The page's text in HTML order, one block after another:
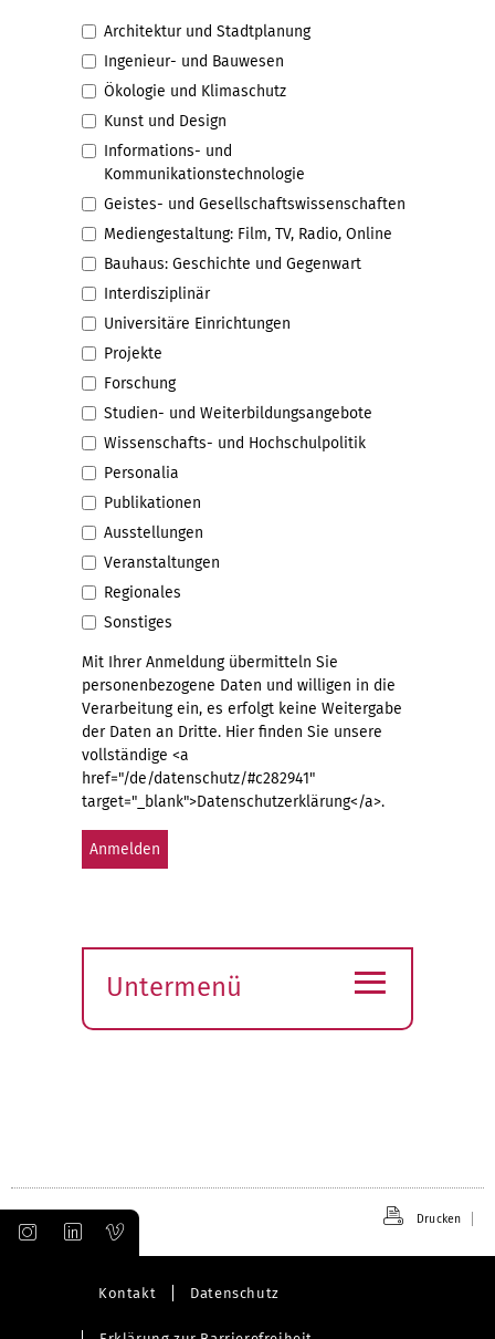
Architektur und Stadtplanung
Ingenieur- und Bauwesen
Ökologie und Klimaschutz
Kunst und Design
Informations- und
Kommunikationstechnologie
Geistes- und Gesellschaftswissenschaften
Mediengestaltung: Film, TV, Radio, Online
Bauhaus: Geschichte und Gegenwart
Interdisziplinär
Universitäre Einrichtungen
Projekte
Forschung
Studien- und Weiterbildungsangebote
Wissenschafts- und Hochschulpolitik
Personalia
Publikationen
Ausstellungen
Veranstaltungen
Regionales
Sonstiges
Mit Ihrer Anmeldung übermitteln Sie
personenbezogene Daten und willigen in die
Verarbeitung ein, es erfolgt keine Weitergabe
der Daten an Dritte. Hier finden Sie unsere
vollständige <a
href="/de/datenschutz/#c282941"
target="_blank">Datenschutzerklärung</a>.
Untermenü
≡
Drucken
Kontakt Datenschutz